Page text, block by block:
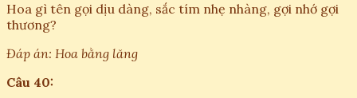
Hoa gì tên gọi dịu dàng, sắc tím nhẹ nhàng, gợi nhớ gợi
thương?
Đáp án: Hoa bằng lăng
Câu 40: